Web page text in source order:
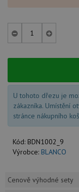
U tohoto dřezu je
zákazníka. Umístění
stránce nákupního
Kód: BDN1002_9
Výrobce: BLANCO
Cenově výhodné sety